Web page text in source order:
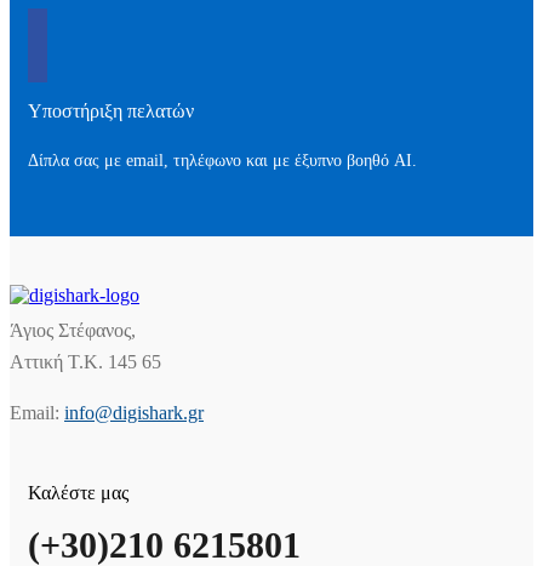
Υποστήριξη πελατών
Δίπλα σας με email, τηλέφωνο και με έξυπνο βοηθό AI.
Άγιος Στέφανος,
Αττική Τ.Κ. 145 65
Email: info@digishark.gr
Καλέστε μας
(+30)210 6215801